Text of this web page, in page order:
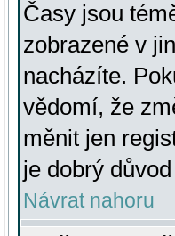
Časy jsou
zobrazené v
nacházíte.
vědomí, že
měnit jen
je dobrý
Návrat nahoru